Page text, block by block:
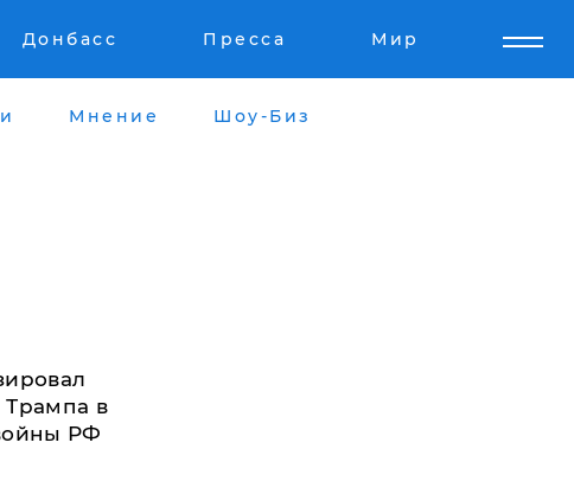
Донбасс Пресса Мир
Мнение Шоу-Биз
в
РФ